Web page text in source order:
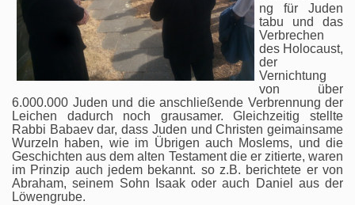
ng für Juden
tabu und das
Verbrechen
des Holocaust,
der
Vernichtung
von über
6.000.000 Juden und die anschließende Verbrennung der
Leichen dadurch noch grausamer. Gleichzeitig stellte
Rabbi Babaev dar, dass Juden und Christen geimainsame
Wurzeln haben, wie im Übrigen auch Moslems, und die
Geschichten aus dem alten Testament die er zitierte, waren
im Prinzip auch jedem bekannt. so z.B. berichtete er von
Abraham, seinem Sohn Isaak oder auch Daniel aus der
Löwengrube.